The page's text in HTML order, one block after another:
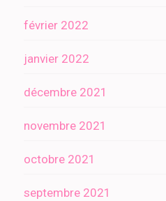
février 2022
janvier 2022
décembre 2021
novembre 2021
octobre 2021
septembre 2021